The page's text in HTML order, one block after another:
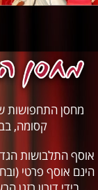
קסומה,
אוסף התלבושות
הינם אוסף פרטי